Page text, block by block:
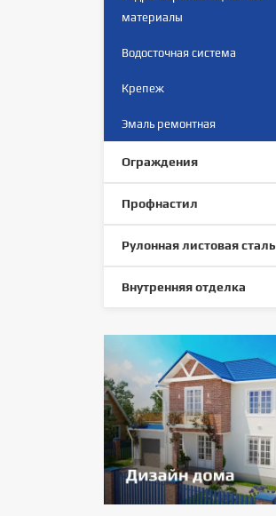
материалы
Водосточная система
Крепеж
Эмаль ремонтная
Ограждения
Профнастил
Рулонная листовая сталь
Внутренняя отделка